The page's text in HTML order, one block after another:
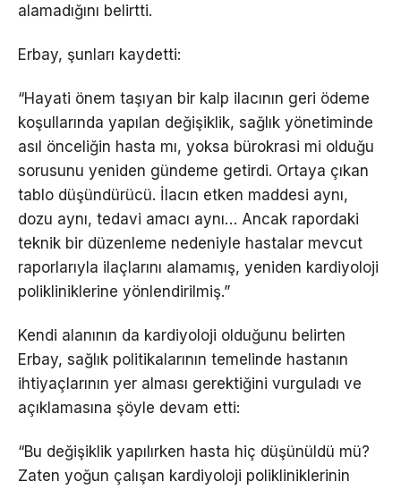
alamadığını belirtti.
Erbay, şunları kaydetti:
“Hayati önem taşıyan bir kalp ilacının geri ödeme
koşullarında yapılan değişiklik, sağlık yönetiminde
asıl önceliğin hasta mı, yoksa bürokrasi mi olduğu
sorusunu yeniden gündeme getirdi. Ortaya çıkan
tablo düşündürücü. İlacın etken maddesi aynı,
dozu aynı, tedavi amacı aynı… Ancak rapordaki
teknik bir düzenleme nedeniyle hastalar mevcut
raporlarıyla ilaçlarını alamamış, yeniden kardiyoloji
polikliniklerine yönlendirilmiş.”
Kendi alanının da kardiyoloji olduğunu belirten
Erbay, sağlık politikalarının temelinde hastanın
ihtiyaçlarının yer alması gerektiğini vurguladı ve
açıklamasına şöyle devam etti:
“Bu değişiklik yapılırken hasta hiç düşünüldü mü?
Zaten yoğun çalışan kardiyoloji polikliniklerinin